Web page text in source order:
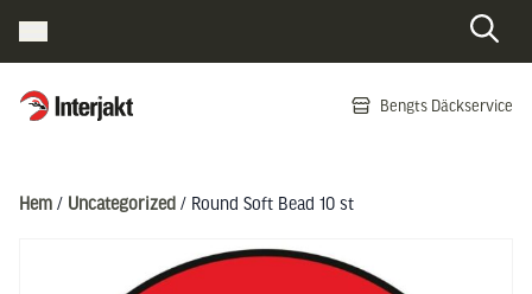
Interjakt SE Bengts Däckservice
Hem / Uncategorized / Round Soft Bead 10 st